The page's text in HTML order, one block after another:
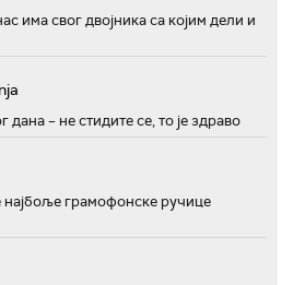
има свог двојника са којим дели и
дана – не стидите се, то је здраво
најбоље грамофонске ручице